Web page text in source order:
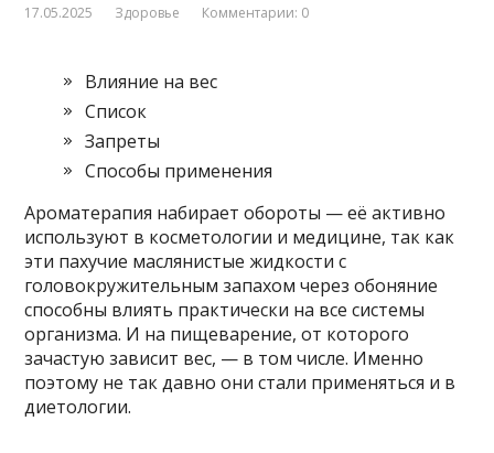
17.05.2025 Здоровье Комментарии: 0
Влияние на вес
Список
Запреты
Способы применения
Ароматерапия набирает обороты — её активно
используют в косметологии и медицине, так как
эти пахучие маслянистые жидкости с
головокружительным запахом через обоняние
способны влиять практически на все системы
организма. И на пищеварение, от которого
зачастую зависит вес, — в том числе. Именно
поэтому не так давно они стали применяться и в
диетологии.